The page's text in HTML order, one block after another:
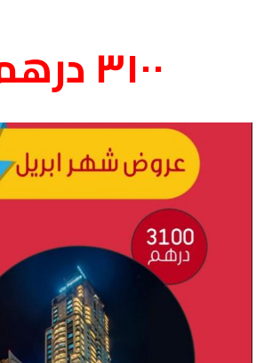
٣١٠٠ درهم